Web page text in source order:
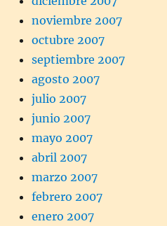
noviembre 2007
octubre 2007
septiembre 2007
agosto 2007
julio 2007
junio 2007
mayo 2007
abril 2007
marzo 2007
febrero 2007
enero 2007